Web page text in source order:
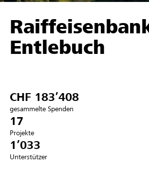
Unterstützen
Hilfe & Support
Anmelden
Projekte und Organisationen finden
Entlebuch
CHF 183’408
gesammelte Spenden
17
Projekte
1’033
Unterstützer